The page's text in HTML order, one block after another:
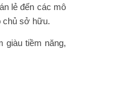
lẻ đến các mô
chủ sở hữu.
giàu tiềm năng,